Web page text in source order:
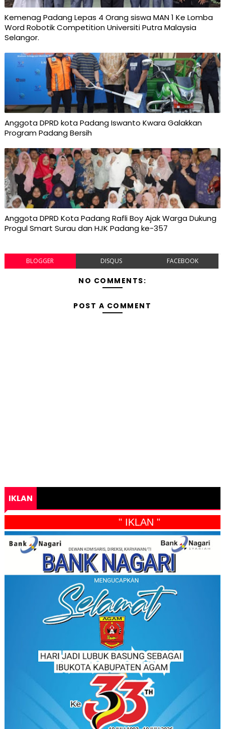
Kemenag Padang Lepas 4 Orang siswa MAN 1 Ke Lomba
Word Robotik Competition Universiti Putra Malaysia
Selangor.
Anggota DPRD kota Padang Iswanto Kwara Galakkan
Program Padang Bersih
Anggota DPRD Kota Padang Rafli Boy Ajak Warga Dukung
Progul Smart Surau dan HJK Padang ke-357
BLOGGER DISQUS FACEBOOK
NO COMMENTS:
POST A COMMENT
IKLAN
" IKLAN "